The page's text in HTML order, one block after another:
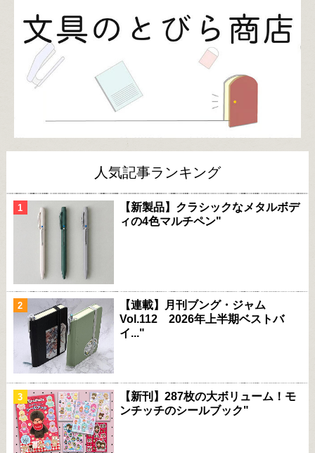
人気記事ランキング
【新製品】クラシックなメタルボデ
ィの4色マルチペン"
【連載】月刊ブング・ジャム
Vol.112 2026年上半期ベストバ
イ..."
【新刊】287枚の大ボリューム！モ
ンチッチのシールブック"